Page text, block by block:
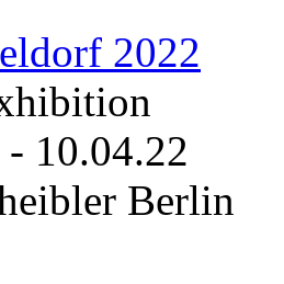
2022
- 10.04.22
Berlin